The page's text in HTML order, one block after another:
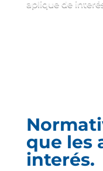
aplique de
que les
interés.